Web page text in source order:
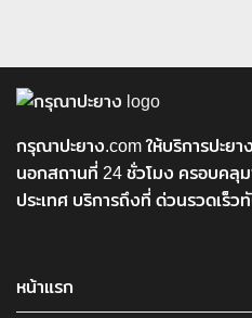
กรุณาปะยาง.com ให้บริการปะย
นอกสถานที่ 24 ชั่วโมง ครอบค
ประเทศ บริการถึงที่ ด่วนรวดเร็ว
หน้าแรก